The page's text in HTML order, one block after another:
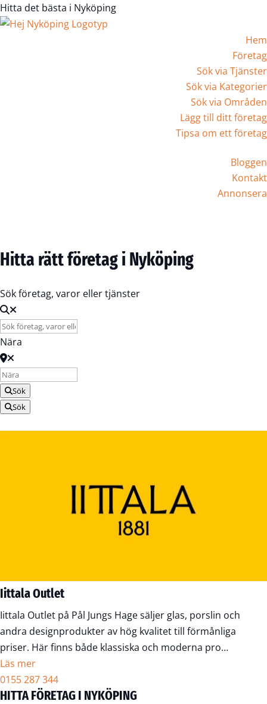
Hitta det bästa i Nyköping
Hem
Företag
Sök via Tjänster
Sök via Kategorier
Sök via Områden
Lägg till ditt företag
Tipsa om ett företag
Bloggen
Kontakt
Annonsera
Hitta rätt företag i Nyköping
Sök företag, varor eller tjänster
Nära
Sök
Sök
Iittala Outlet
Iittala Outlet på Pål Jungs Hage säljer glas, porslin och
andra designprodukter av hög kvalitet till förmånliga
priser. Här finns både klassiska och moderna pro…
Läs mer
0155 287 344
HITTA FÖRETAG I NYKÖPING